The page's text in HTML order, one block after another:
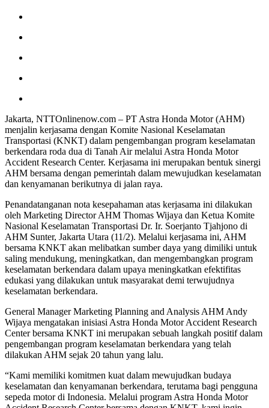
Jakarta, NTTOnlinenow.com – PT Astra Honda Motor (AHM)
menjalin kerjasama dengan Komite Nasional Keselamatan
Transportasi (KNKT) dalam pengembangan program keselamatan
berkendara roda dua di Tanah Air melalui Astra Honda Motor
Accident Research Center. Kerjasama ini merupakan bentuk sinergi
AHM bersama dengan pemerintah dalam mewujudkan keselamatan
dan kenyamanan berikutnya di jalan raya.
Penandatanganan nota kesepahaman atas kerjasama ini dilakukan
oleh Marketing Director AHM Thomas Wijaya dan Ketua Komite
Nasional Keselamatan Transportasi Dr. Ir. Soerjanto Tjahjono di
AHM Sunter, Jakarta Utara (11/2). Melalui kerjasama ini, AHM
bersama KNKT akan melibatkan sumber daya yang dimiliki untuk
saling mendukung, meningkatkan, dan mengembangkan program
keselamatan berkendara dalam upaya meningkatkan efektifitas
edukasi yang dilakukan untuk masyarakat demi terwujudnya
keselamatan berkendara.
General Manager Marketing Planning and Analysis AHM Andy
Wijaya mengatakan inisiasi Astra Honda Motor Accident Research
Center bersama KNKT ini merupakan sebuah langkah positif dalam
pengembangan program keselamatan berkendara yang telah
dilakukan AHM sejak 20 tahun yang lalu.
“Kami memiliki komitmen kuat dalam mewujudkan budaya
keselamatan dan kenyamanan berkendara, terutama bagi pengguna
sepeda motor di Indonesia. Melalui program Astra Honda Motor